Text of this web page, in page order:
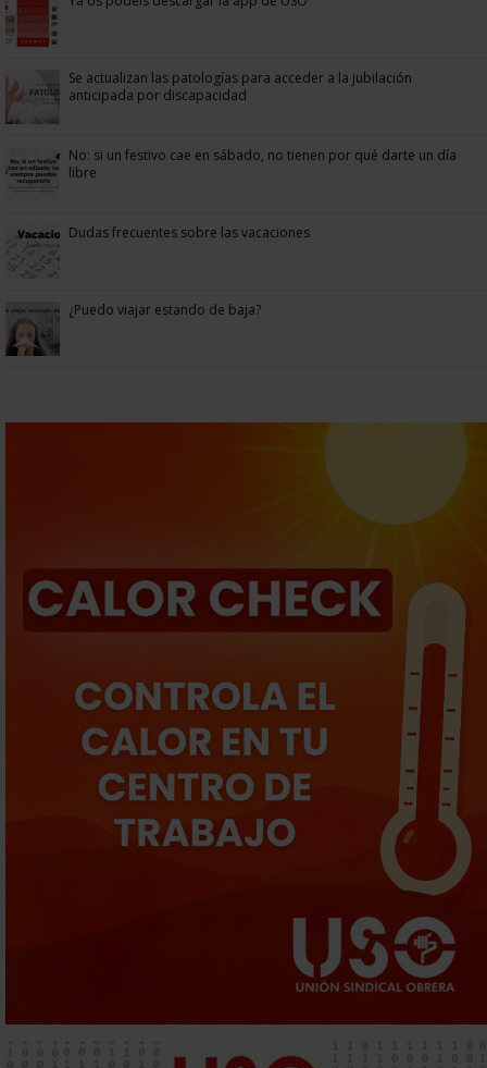
Se actualizan las patologías para acceder a la jubilación
anticipada por discapacidad
No: si un festivo cae en sábado, no tienen por qué darte un día
libre
Dudas frecuentes sobre las vacaciones
¿Puedo viajar estando de baja?